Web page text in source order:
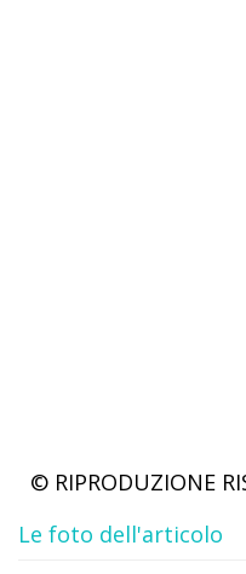
© RIPRODUZIONE
Le foto dell'articolo